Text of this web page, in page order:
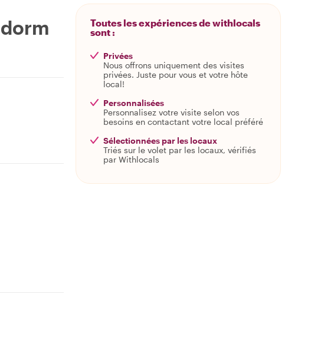
Toutes les expériences de withlocals
sont :
Privées
Nous offrons uniquement des visites
privées. Juste pour vous et votre hôte
local!
Personnalisées
Personnalisez votre visite selon vos
besoins en contactant votre local préféré
Sélectionnées par les locaux
Triés sur le volet par les locaux, vérifiés
par Withlocals